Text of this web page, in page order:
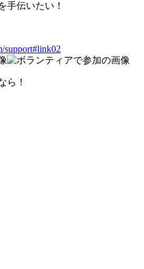
手伝いたい！
support#link02
ら！